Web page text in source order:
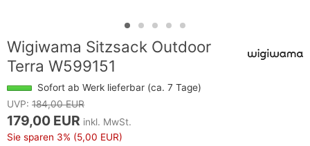
Wigiwama Sitzsack Outdoor
Terra W599151
Sofort ab Werk lieferbar (ca. 7 Tage)
UVP: 184,00 EUR
179,00 EUR inkl. MwSt.
Sie sparen 3% (5,00 EUR)